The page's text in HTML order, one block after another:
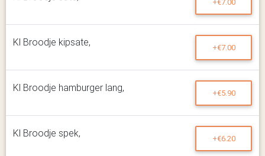
Kl Broodje kipsate, +€7.00
Kl Broodje hamburger lang, +€5.90
Kl Broodje spek, +€6.20